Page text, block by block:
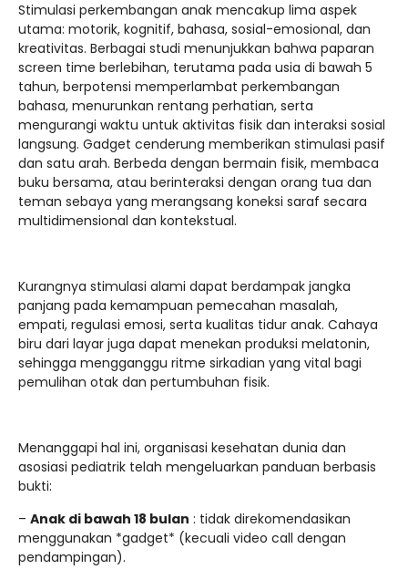
Stimulasi perkembangan anak mencakup lima aspek
utama: motorik, kognitif, bahasa, sosial-emosional, dan
kreativitas. Berbagai studi menunjukkan bahwa paparan
screen time berlebihan, terutama pada usia di bawah 5
tahun, berpotensi memperlambat perkembangan
bahasa, menurunkan rentang perhatian, serta
mengurangi waktu untuk aktivitas fisik dan interaksi sosial
langsung. Gadget cenderung memberikan stimulasi pasif
dan satu arah. Berbeda dengan bermain fisik, membaca
buku bersama, atau berinteraksi dengan orang tua dan
teman sebaya yang merangsang koneksi saraf secara
multidimensional dan kontekstual.
Kurangnya stimulasi alami dapat berdampak jangka
panjang pada kemampuan pemecahan masalah,
empati, regulasi emosi, serta kualitas tidur anak. Cahaya
biru dari layar juga dapat menekan produksi melatonin,
sehingga mengganggu ritme sirkadian yang vital bagi
pemulihan otak dan pertumbuhan fisik.
Menanggapi hal ini, organisasi kesehatan dunia dan
asosiasi pediatrik telah mengeluarkan panduan berbasis
bukti:
– Anak di bawah 18 bulan : tidak direkomendasikan
menggunakan *gadget* (kecuali video call dengan
pendampingan).